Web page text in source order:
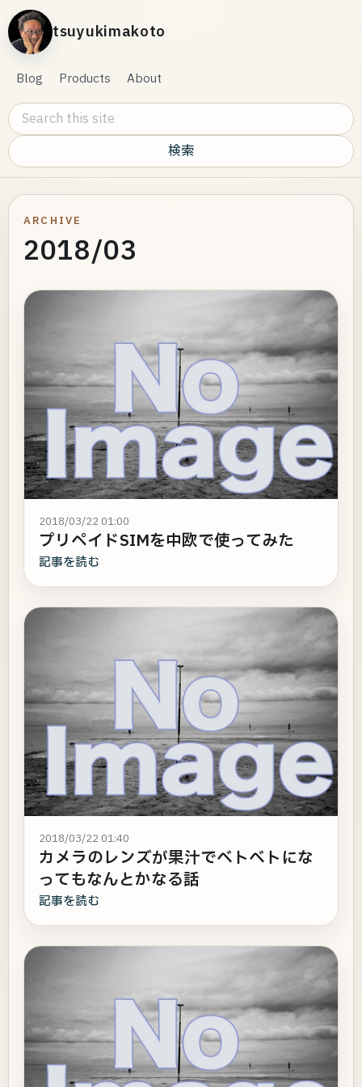
tsuyukimakoto
Blog Products About
Search this site
ARCHIVE
2018/03
2018/03/22 01:00
プリペイドSIMを中欧で使ってみた
記事を読む
2018/03/22 01:40
カメラのレンズが果汁でベトベトにな
ってもなんとかなる話
記事を読む